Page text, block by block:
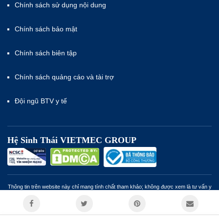
Chính sách sử dụng nội dung
Chính sách bảo mật
Chính sách biên tập
Chính sách quảng cáo và tài trợ
Đội ngũ BTV y tế
Hệ Sinh Thái VIETMEC GROUP
Thông tin trên website này chỉ mang tính chất tham khảo; không được xem là tư vấn y
viên y tế. Miễn trừ trách nhiệm